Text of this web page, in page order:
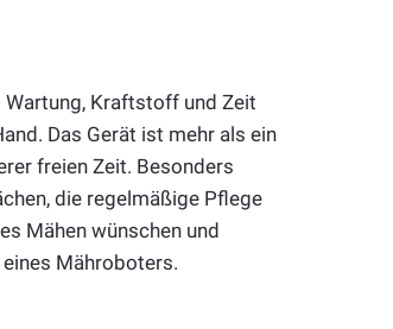
Kraftstoff und Zeit
Das Gerät ist mehr als ein
freien Zeit. Besonders
die regelmäßige Pflege
Mähen wünschen und
Mähroboters.